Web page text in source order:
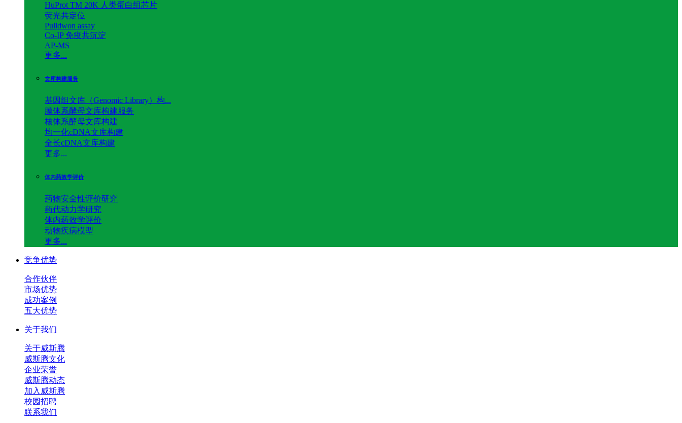
HuProt TM 20K 人类蛋白组芯片
荧光共定位
Pulldwon assay
Co-IP 免疫共沉淀
AP-MS
更多...
文库构建服务
基因组文库（Genomic Library）构...
膜体系酵母文库构建服务
核体系酵母文库构建
均一化cDNA文库构建
全长cDNA文库构建
更多...
体内药效学评价
药物安全性评价研究
药代动力学研究
体内药效学评价
动物疾病模型
更多...
竞争优势
合作伙伴
市场优势
成功案例
五大优势
关于我们
关于威斯腾
威斯腾文化
企业荣誉
威斯腾动态
加入威斯腾
校园招聘
联系我们